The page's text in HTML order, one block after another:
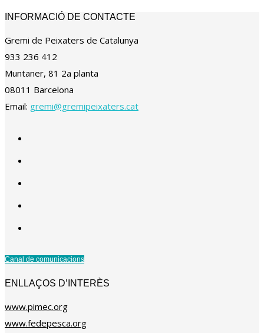
INFORMACIÓ DE CONTACTE
Gremi de Peixaters de Catalunya
933 236 412
Muntaner, 81 2a planta
08011 Barcelona
Email: gremi@gremipeixaters.cat
Canal de comunicacions
ENLLAÇOS D’INTERÈS
www.pimec.org
www.fedepesca.org